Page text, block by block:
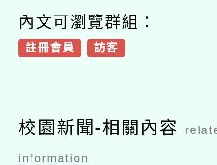
內文可瀏覽群組：
註冊會員 訪客
校園新聞-相關內容
information